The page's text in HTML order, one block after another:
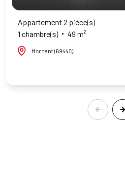
Appartement 2 pièce(s)
1 chambre(s)
49 m²
Mornant (69440)